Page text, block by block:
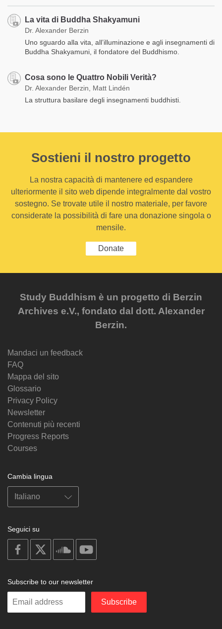
La vita di Buddha Shakyamuni
Dr. Alexander Berzin
Uno sguardo alla vita, all’illuminazione e agli insegnamenti di
Buddha Shakyamuni, il fondatore del Buddhismo.
Cosa sono le Quattro Nobili Verità?
Dr. Alexander Berzin, Matt Lindén
La struttura basilare degli insegnamenti buddhisti.
Sostieni il nostro progetto
La nostra capacità di mantenere ed espandere
ulteriormente il sito web dipende integralmente dal vostro
sostegno. Se trovate utile il nostro materiale, per favore
considerate la possibilità di fare una donazione singola o
mensile.
Donate
Study Buddhism è un progetto di Berzin
Archives e.V., fondato dal dott. Alexander
Berzin.
Mandaci un feedback
FAQ
Mappa del sito
Glossario
Privacy Policy
Newsletter
Contenuti più recenti
Progress Reports
Courses
Cambia lingua
Seguici su
on
facebook
soundcloud
Subscribe to our newsletter
Enter
Subscribe